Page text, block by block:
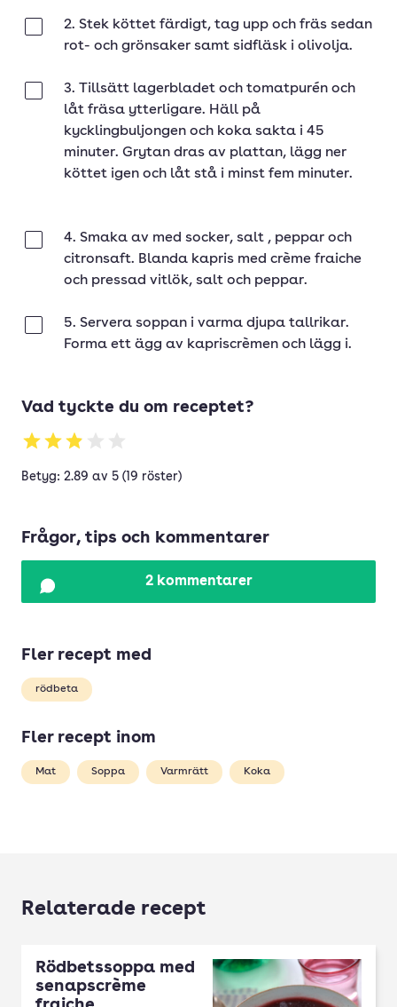
2. Stek köttet färdigt, tag upp och fräs sedan
rot- och grönsaker samt sidfläsk i olivolja.
3. Tillsätt lagerbladet och tomatpurén och
låt fräsa ytterligare. Häll på
kycklingbuljongen och koka sakta i 45
minuter. Grytan dras av plattan, lägg ner
köttet igen och låt stå i minst fem minuter.
4. Smaka av med socker, salt , peppar och
citronsaft. Blanda kapris med crème fraiche
och pressad vitlök, salt och peppar.
5. Servera soppan i varma djupa tallrikar.
Forma ett ägg av kapriscrèmen och lägg i.
Vad tyckte du om receptet?
Betyg: 2.89 av 5 (19 röster)
Frågor, tips och kommentarer
2 kommentarer
Fler recept med
rödbeta
Fler recept inom
Mat Soppa Varmrätt Koka
Relaterade recept
Rödbetssoppa med
senapscrème